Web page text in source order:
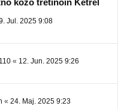
kožo tretinoin Ketrel
Jul. 2025 9:08
« 12. Jun. 2025 9:26
« 24. Maj. 2025 9:23